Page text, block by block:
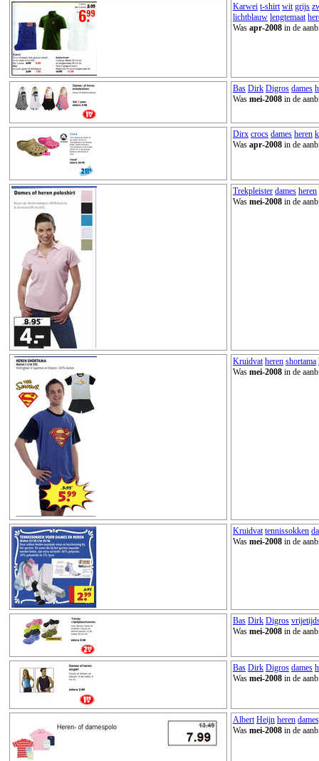
Karwei t-shirt wit grijs
lichtblauw lengtemaat
Was apr-2008 in de
Bas Dirk Digros dames
Was mei-2008 in de
Dirx crocs dames heren
Was apr-2008 in de
Trekpleister dames heren
Was mei-2008 in de
Kruidvat heren shortama
Was mei-2008 in de
Kruidvat tennissokken
Was mei-2008 in de
Bas Dirk Digros
Was mei-2008 in de
Bas Dirk Digros dames
Was mei-2008 in de
Albert Heijn heren
Was mei-2008 in de